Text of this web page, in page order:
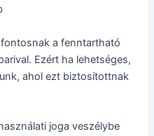
a fenntartható
Ezért ha lehetséges,
ahol ezt biztosítottnak
joga veszélybe